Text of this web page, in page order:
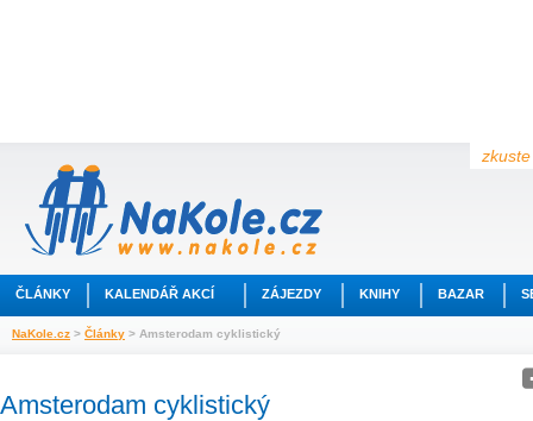
ČLÁNKY KALENDÁŘ AKCÍ ZÁJEZDY KNIHY BAZAR
NaKole.cz > Články > Amsterodam cyklistický
Amsterodam cyklistický